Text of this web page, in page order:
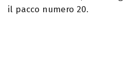
il pacco numero 20.